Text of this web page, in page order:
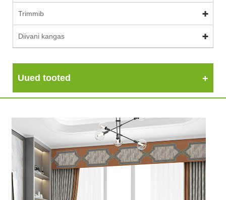
Trimmib
Diivani kangas
Uued tooted